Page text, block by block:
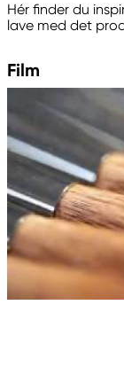
205 14
Hér finder du
lave med det
Film